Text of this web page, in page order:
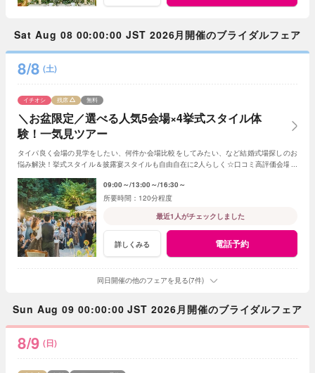
Sat Aug 08 00:00:00 JST 2026月開催のブライダルフェア
8/8 (土)
＼お盆限定／選べる人気5会場×4挙式スタイル体
験！一気見ツアー
イチオシ 残席 無料
タイパ良く会場の見学をしたい、何件か会場比較をしてみたい、など結婚式場探しのお
悩み解決！挙式スタイル＆披露宴スタイルも自由自在に2人らしく☆口コミ高評価会場を
09:00～ 13:00～ 16:30～
120分程度
最近1人がチェックしました
詳しくみる 電話予約
同日開催の他のフェアを見る(7件)
Sun Aug 09 00:00:00 JST 2026月開催のブライダルフェア
8/9 (日)